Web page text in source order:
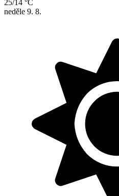
25/14 °C
neděle 9. 8.